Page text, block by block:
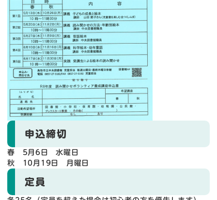
申込締切
春 5月6日 水曜日
秋 10月19日 月曜日
定員